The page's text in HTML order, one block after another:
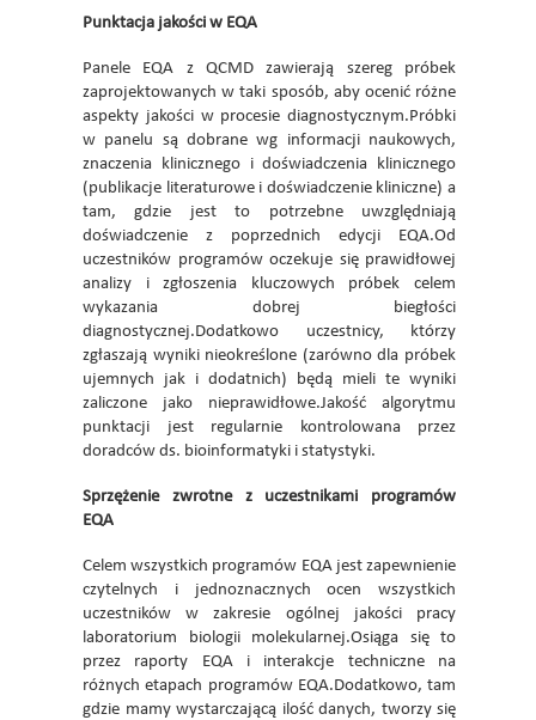
Punktacja jakości w EQA
Panele EQA z QCMD zawierają szereg próbek
zaprojektowanych w taki sposób, aby ocenić różne
aspekty jakości w procesie diagnostycznym.Próbki
w panelu są dobrane wg informacji naukowych,
znaczenia klinicznego i doświadczenia klinicznego
(publikacje literaturowe i doświadczenie kliniczne) a
tam, gdzie jest to potrzebne uwzględniają
doświadczenie z poprzednich edycji EQA.Od
uczestników programów oczekuje się prawidłowej
analizy i zgłoszenia kluczowych próbek celem
wykazania dobrej biegłości
diagnostycznej.Dodatkowo uczestnicy, którzy
zgłaszają wyniki nieokreślone (zarówno dla próbek
ujemnych jak i dodatnich) będą mieli te wyniki
zaliczone jako nieprawidłowe.Jakość algorytmu
punktacji jest regularnie kontrolowana przez
doradców ds. bioinformatyki i statystyki.
Sprzężenie zwrotne z uczestnikami programów
EQA
Celem wszystkich programów EQA jest zapewnienie
czytelnych i jednoznacznych ocen wszystkich
uczestników w zakresie ogólnej jakości pracy
laboratorium biologii molekularnej.Osiąga się to
przez raporty EQA i interakcje techniczne na
różnych etapach programów EQA.Dodatkowo, tam
gdzie mamy wystarczającą ilość danych, tworzy się